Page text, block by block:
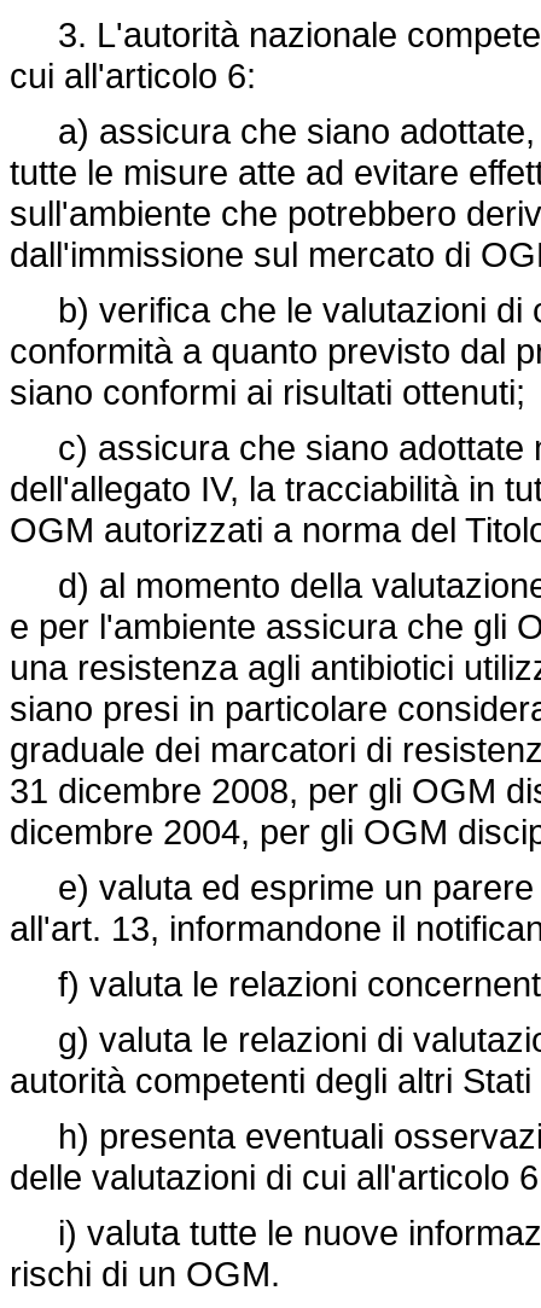
3. L'autorità nazionale
cui all'articolo 6:
a) assicura che siano adottate,
tutte le misure atte ad evitare
sull'ambiente che potrebbero
dall'immissione sul mercato di
b) verifica che le valutazioni di
conformità a quanto previsto dal
siano conformi ai risultati ottenuti;
c) assicura che siano adottate
dell'allegato IV, la tracciabilità in
OGM autorizzati a norma del
d) al momento della
e per l'ambiente assicura che gli
una resistenza agli antibiotici
siano presi in particolare
graduale dei marcatori di
31 dicembre 2008, per gli OGM
dicembre 2004, per gli OGM
e) valuta ed esprime un parere
all'art. 13, informandone il
f) valuta le relazioni
g) valuta le relazioni di
autorità competenti degli altri
h) presenta eventuali
delle valutazioni di cui all'articolo
i) valuta tutte le nuove
rischi di un OGM.